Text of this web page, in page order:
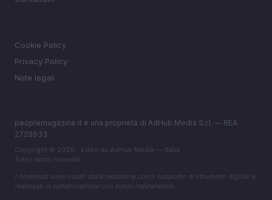
Cookie Policy
Privacy Policy
Note legali
peoplemagazine.it è una proprietà di AdHub Media S.r.l. — REA
2729933
Copyright © 2026 · Edito da AdHub Media — Italia
Tutti i diritti riservati
I contenuti sono curati dalla redazione con il supporto di strumenti digitali e
realizzati in collaborazione con autori indipendenti.